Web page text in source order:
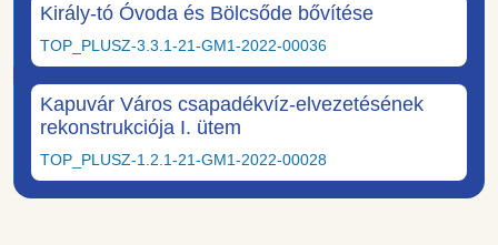
Király-tó Óvoda és Bölcsőde bővítése
TOP_PLUSZ-3.3.1-21-GM1-2022-00036
Kapuvár Város csapadékvíz-elvezetésének
rekonstrukciója I. ütem
TOP_PLUSZ-1.2.1-21-GM1-2022-00028